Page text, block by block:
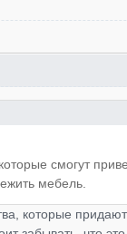
смогут
мебель.
которые